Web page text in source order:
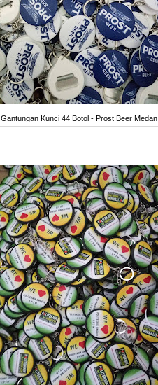
Gantungan Kunci 44 Botol - Prost Beer Medan